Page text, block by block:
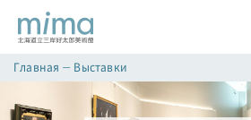
Главная Выставки